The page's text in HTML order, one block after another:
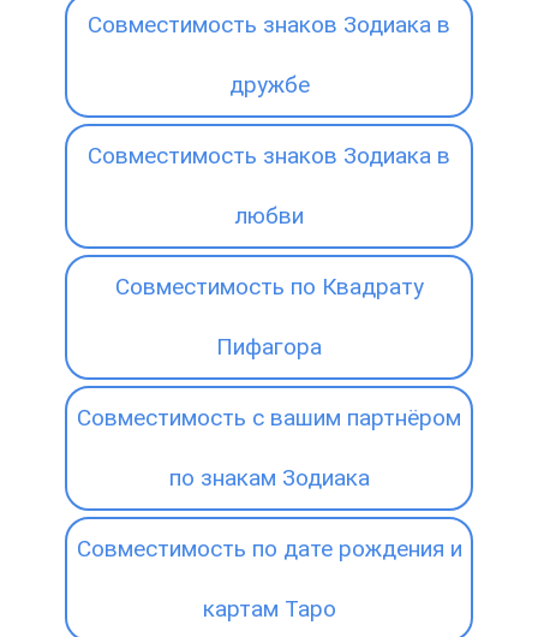
Совместимость знаков Зодиака в
дружбе
Совместимость знаков Зодиака в
любви
Совместимость по Квадрату
Пифагора
Совместимость с вашим партнёром
по знакам Зодиака
Совместимость по дате рождения и
картам Таро